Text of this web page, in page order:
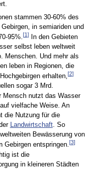
stammen 30-60% des
in semiariden und
95%.[1]In den Gebieten
selbst leben weltweit
Menschen. Und mehr als
leben in Regionen, die
erhalten,[2]
sogar 3 Mrd.
Mensch nutzt das Wasser
vielfache Weise. An
die Nutzung für die
Landwirtschaft. So
Bewässerung von
Gebirgen entspringen.[3]
ist die
in kleineren Städten